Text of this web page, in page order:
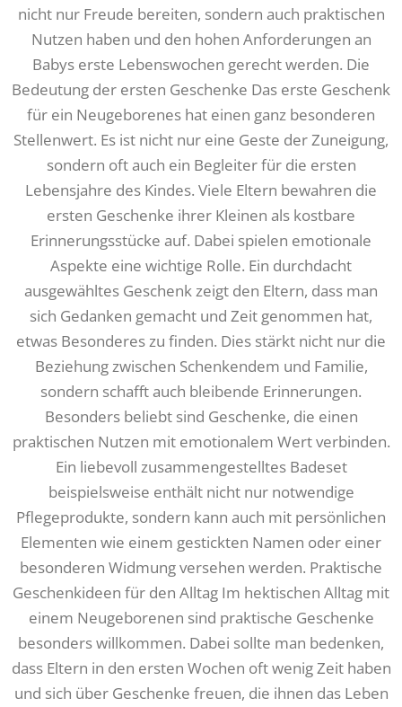
nicht nur Freude bereiten, sondern auch praktischen
Nutzen haben und den hohen Anforderungen an
Babys erste Lebenswochen gerecht werden. Die
Bedeutung der ersten Geschenke Das erste Geschenk
für ein Neugeborenes hat einen ganz besonderen
Stellenwert. Es ist nicht nur eine Geste der Zuneigung,
sondern oft auch ein Begleiter für die ersten
Lebensjahre des Kindes. Viele Eltern bewahren die
ersten Geschenke ihrer Kleinen als kostbare
Erinnerungsstücke auf. Dabei spielen emotionale
Aspekte eine wichtige Rolle. Ein durchdacht
ausgewähltes Geschenk zeigt den Eltern, dass man
sich Gedanken gemacht und Zeit genommen hat,
etwas Besonderes zu finden. Dies stärkt nicht nur die
Beziehung zwischen Schenkendem und Familie,
sondern schafft auch bleibende Erinnerungen.
Besonders beliebt sind Geschenke, die einen
praktischen Nutzen mit emotionalem Wert verbinden.
Ein liebevoll zusammengestelltes Badeset
beispielsweise enthält nicht nur notwendige
Pflegeprodukte, sondern kann auch mit persönlichen
Elementen wie einem gestickten Namen oder einer
besonderen Widmung versehen werden. Praktische
Geschenkideen für den Alltag Im hektischen Alltag mit
einem Neugeborenen sind praktische Geschenke
besonders willkommen. Dabei sollte man bedenken,
dass Eltern in den ersten Wochen oft wenig Zeit haben
und sich über Geschenke freuen, die ihnen das Leben